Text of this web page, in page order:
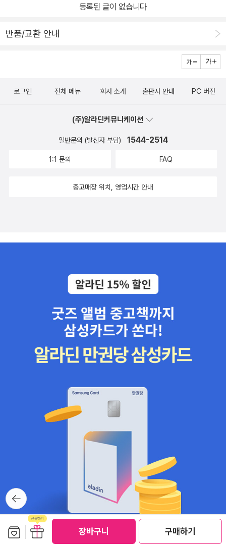
선물하기
장바구니 구매하기
등록된 글이 없습니다
반품/교환 안내
뒤로가
기
로그인 전체 메뉴 회사 소개 출판사 안내 PC 버전
(주)알라딘커뮤니케이션
일반문의 (발신자 부담) 1544-2514
1:1 문의 FAQ
중고매장 위치, 영업시간 안내